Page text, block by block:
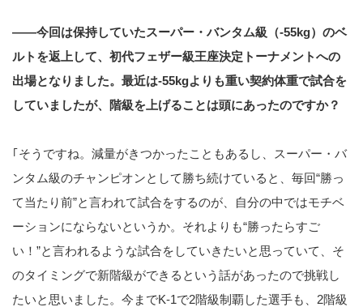
――今回は保持していたスーパー・バンタム級（-55kg）のベ
ルトを返上して、初代フェザー級王座決定トーナメントへの
出場となりました。最近は-55kgよりも重い契約体重で試合を
していましたが、階級を上げることは頭にあったのですか？
｢そうですね。減量がきつかったこともあるし、スーパー・バ
ンタム級のチャンピオンとして勝ち続けていると、毎回“勝っ
て当たり前”と言われて試合をするのが、自分の中ではモチベ
ーションにならないというか。それよりも“勝ったらすご
い！”と言われるような試合をしていきたいと思っていて、そ
のタイミングで新階級ができるという話があったので挑戦し
たいと思いました。今までK-1で2階級制覇した選手も、2階級